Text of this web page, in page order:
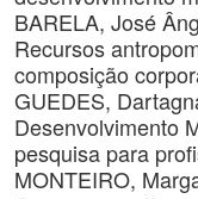
BARELA, José
Recursos
composição
GUEDES,
Desenvolvimento
pesquisa para
MONTEIRO,